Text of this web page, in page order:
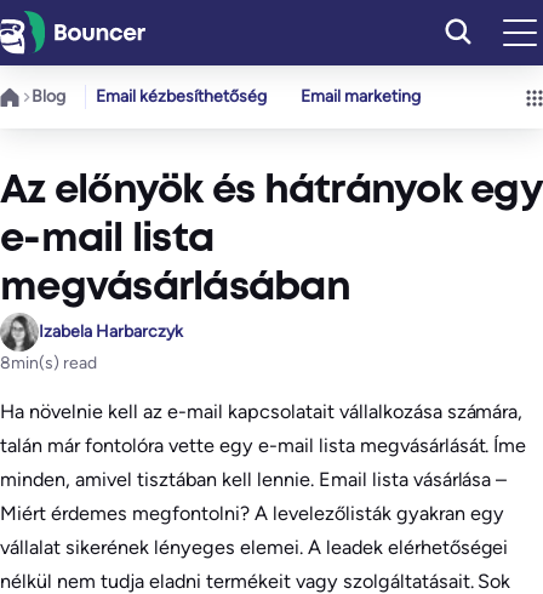
Ugrás
a
tartalomhoz
Blog Email kézbesíthetőség Email marketing
Az előnyök és hátrányok egy
e-mail lista
megvásárlásában
Izabela Harbarczyk
8min(s) read
Ha növelnie kell az e-mail kapcsolatait vállalkozása számára,
talán már fontolóra vette egy e-mail lista megvásárlását. Íme
minden, amivel tisztában kell lennie. Email lista vásárlása –
Miért érdemes megfontolni? A levelezőlisták gyakran egy
vállalat sikerének lényeges elemei. A leadek elérhetőségei
nélkül nem tudja eladni termékeit vagy szolgáltatásait. Sok